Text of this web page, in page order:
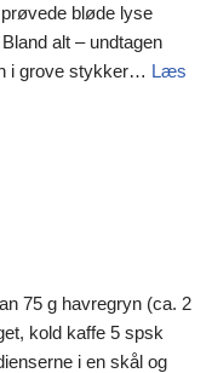
bløde lyse
alt – undtagen
i grove stykker… Læs
75 g havregryn (ca. 2
kold kaffe 5 spsk
i en skål og